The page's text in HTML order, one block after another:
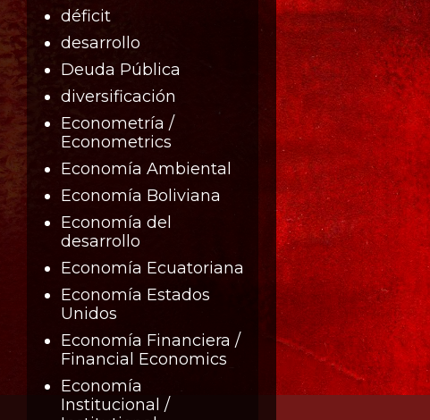
déficit
desarrollo
Deuda Pública
diversificación
Econometría /
Econometrics
Economía Ambiental
Economía Boliviana
Economía del
desarrollo
Economía Ecuatoriana
Economía Estados
Unidos
Economía Financiera /
Financial Economics
Economía
Institucional /